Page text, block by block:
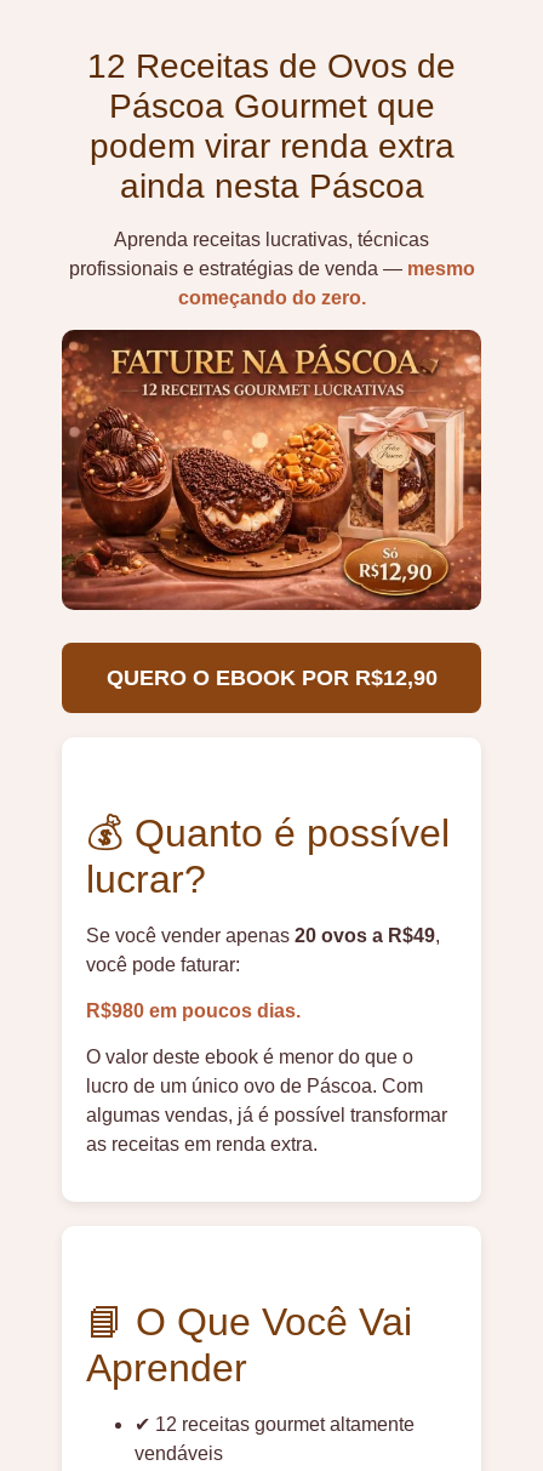
12 Receitas de Ovos de
Páscoa Gourmet que
podem virar renda extra
ainda nesta Páscoa
Aprenda receitas lucrativas, técnicas
profissionais e estratégias de venda — mesmo
começando do zero.
QUERO O EBOOK POR R$12,90
💰 Quanto é possível
lucrar?
Se você vender apenas20 ovos a R$49,
você pode faturar:
R$980 em poucos dias.
O valor deste ebook é menor do que o
lucro de um único ovo de Páscoa. Com
algumas vendas, já é possível transformar
as receitas em renda extra.
📘 O Que Você Vai
Aprender
✔ 12 receitas gourmet altamente
vendáveis